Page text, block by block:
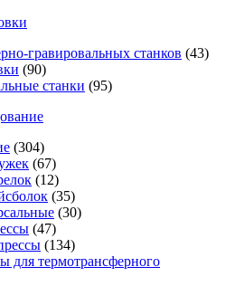
гравировальных станков (43)
(90)
станки (95)
(304)
(67)
(12)
(35)
(30)
(47)
(134)
для термотрансферного